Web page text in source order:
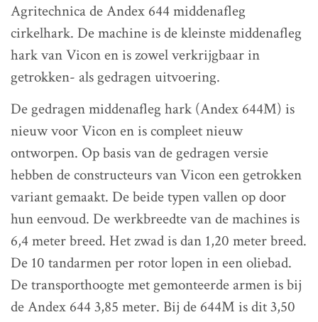
Agritechnica de Andex 644 middenafleg
cirkelhark. De machine is de kleinste middenafleg
hark van Vicon en is zowel verkrijgbaar in
getrokken- als gedragen uitvoering.
De gedragen middenafleg hark (Andex 644M) is
nieuw voor Vicon en is compleet nieuw
ontworpen. Op basis van de gedragen versie
hebben de constructeurs van Vicon een getrokken
variant gemaakt. De beide typen vallen op door
hun eenvoud. De werkbreedte van de machines is
6,4 meter breed. Het zwad is dan 1,20 meter breed.
De 10 tandarmen per rotor lopen in een oliebad.
De transporthoogte met gemonteerde armen is bij
de Andex 644 3,85 meter. Bij de 644M is dit 3,50